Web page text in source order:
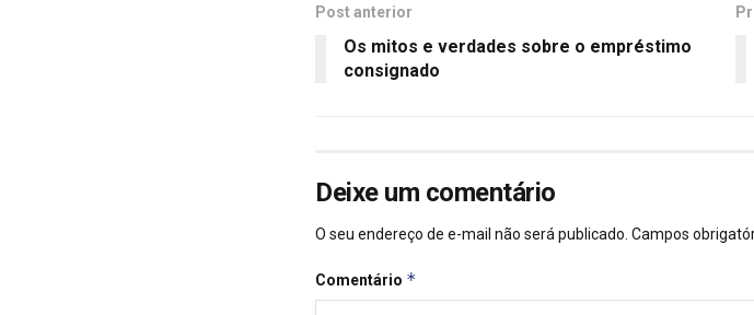
Post anterior
Os mitos e verdades sobre o empréstimo
consignado
Deixe um comentário
O seu endereço de e-mail não será publicado. Campos
Comentário *